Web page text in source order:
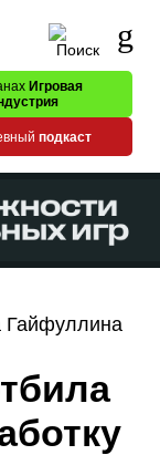
Игровая
подкаст
Гайфуллина